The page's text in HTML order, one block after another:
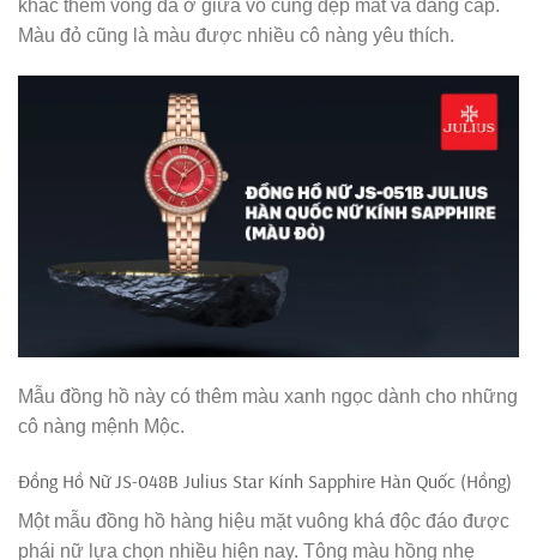
khắc thêm vòng đá ở giữa vô cùng đẹp mắt và đẳng cấp.
Màu đỏ cũng là màu được nhiều cô nàng yêu thích.
Mẫu đồng hồ này có thêm màu xanh ngọc dành cho những
cô nàng mệnh Mộc.
Đồng Hồ Nữ JS-048B Julius Star Kính Sapphire Hàn Quốc (Hồng)
Một mẫu đồng hồ hàng hiệu mặt vuông khá độc đáo được
phái nữ lựa chọn nhiều hiện nay. Tông màu hồng nhẹ